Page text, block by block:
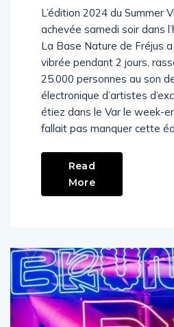
L’édition 2024 du Summer
achevée samedi soir dans
La Base Nature de Fréjus
vibrée pendant 2 jours,
25.000 personnes au son
électronique d’artistes
étiez dans le Var le week-
fallait pas manquer cette
Read
More